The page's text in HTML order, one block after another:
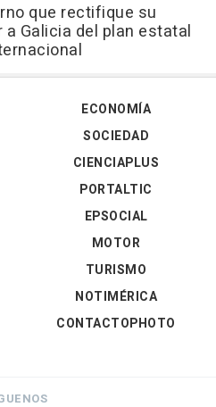
que rectifique su
Galicia del plan estatal
ECONOMÍA
SOCIEDAD
CIENCIAPLUS
PORTALTIC
EPSOCIAL
MOTOR
TURISMO
NOTIMÉRICA
CONTACTOPHOTO